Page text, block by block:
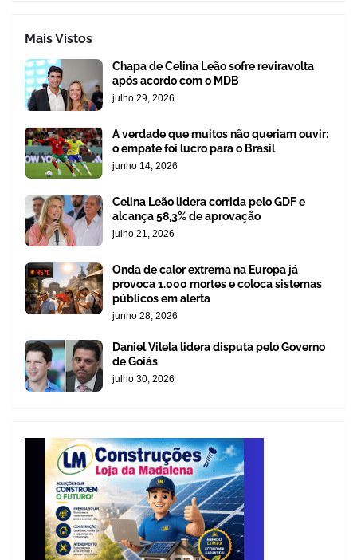
Mais Vistos
Chapa de Celina Leão sofre reviravolta
após acordo com o MDB
julho 29, 2026
A verdade que muitos não queriam ouvir:
o empate foi lucro para o Brasil
junho 14, 2026
Celina Leão lidera corrida pelo GDF e
alcança 58,3% de aprovação
julho 21, 2026
Onda de calor extrema na Europa já
provoca 1.000 mortes e coloca sistemas
públicos em alerta
junho 28, 2026
Daniel Vilela lidera disputa pelo Governo
de Goiás
julho 30, 2026